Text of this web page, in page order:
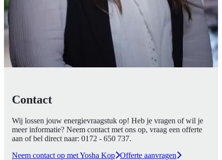
Contact
Wij lossen jouw energievraagstuk op! Heb je vragen of wil je
meer informatie? Neem contact met ons op, vraag een offerte
aan of bel direct naar: 0172 - 650 737.
Neem contact op met Yosha Kop Offerte aanvragen